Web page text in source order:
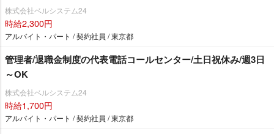
株式会社ベルシステム24
時給2,300円
アルバイト・パート / 契約社員 / 東京都
管理者/退職金制度の代表電話コールセンター/土日祝休み/週3日
～OK
株式会社ベルシステム24
時給1,700円
アルバイト・パート / 契約社員 / 東京都